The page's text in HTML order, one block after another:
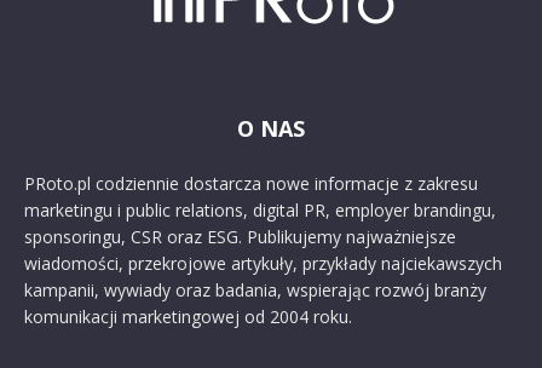
O NAS
PRoto.pl codziennie dostarcza nowe informacje z zakresu
marketingu i public relations, digital PR, employer brandingu,
sponsoringu, CSR oraz ESG. Publikujemy najważniejsze
wiadomości, przekrojowe artykuły, przykłady najciekawszych
kampanii, wywiady oraz badania, wspierając rozwój branży
komunikacji marketingowej od 2004 roku.